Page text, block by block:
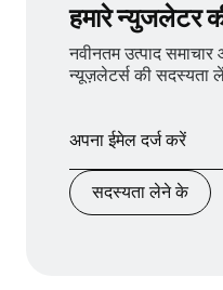
हमारे न्युजलेटर
नवीनतम उत्पाद
न्यूज़लेटर्स की सदस्यता
सदस्यता लेने के